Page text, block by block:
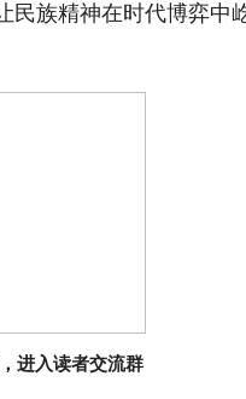
民族精神在时代博弈中
进入读者交流群